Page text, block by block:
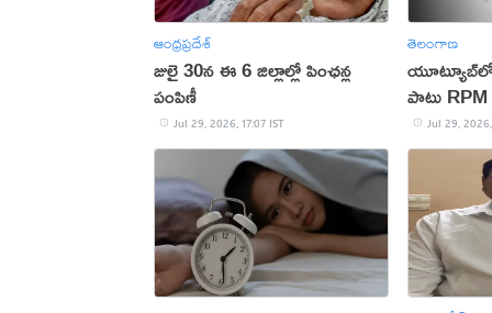
ఆంధ్రప్రదేశ్
జులై 30న ఈ 6 జిల్లాల్లో పింఛన్ల
పంపిణీ
Jul 29, 2026, 17:07 IST
తెలంగాణ
పాటు
Jul 29, 2026,